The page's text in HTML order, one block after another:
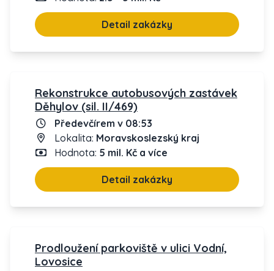
Detail zakázky
Rekonstrukce autobusových zastávek
Děhylov (sil. II/469)
Předevčírem v 08:53
Lokalita: Moravskoslezský kraj
Hodnota: 5 mil. Kč a více
Detail zakázky
Prodloužení parkoviště v ulici Vodní,
Lovosice